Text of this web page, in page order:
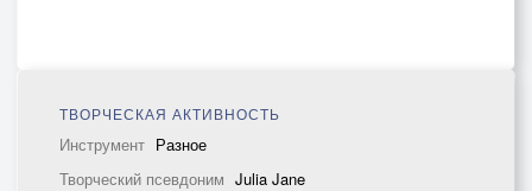
ТВОРЧЕСКАЯ АКТИВНОСТЬ
Инструмент Разное
Творческий псевдоним Julia Jane